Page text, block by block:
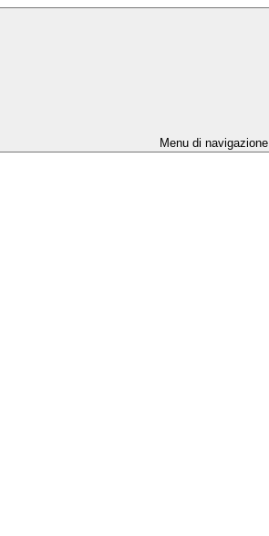
Menu di navigazione